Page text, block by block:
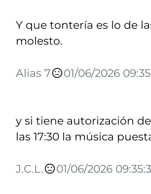
Y que tontería es lo de
molesto.
Alias 7 01/06/2026
y si tiene autorización
las 17:30 la música
J.C.L. 01/06/2026